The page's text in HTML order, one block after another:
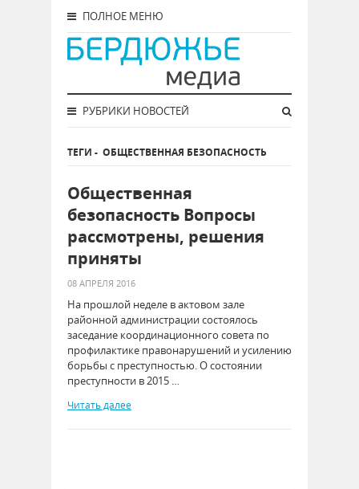
ПОЛНОЕ МЕНЮ
РУБРИКИ НОВОСТЕЙ
ТЕГИ - ОБЩЕСТВЕННАЯ БЕЗОПАСНОСТЬ
Общественная
безопасность Вопросы
рассмотрены, решения
приняты
08 АПРЕЛЯ 2016
На прошлой неделе в актовом зале
районной администрации состоялось
заседание координационного совета по
профилактике правонарушений и усилению
борьбы с преступностью. О состоянии
преступности в 2015 …
Читать далее